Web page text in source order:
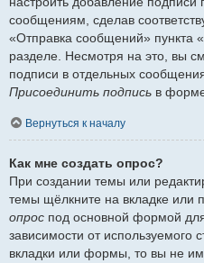
сообщениям, сделав
«Отправка сообщений» пункта
разделе. Несмотря на это, вы
подписи в отдельных
Присоединить подпись в
Вернуться к началу
Как мне создать опрос?
При создании темы или
темы щёлкните на вкладке или
опрос под основной формой
зависимости от используемого
вкладки или формы, то вы не